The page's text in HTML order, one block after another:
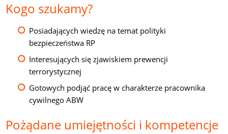
Kogo szukamy?
Posiadających wiedzę na temat polityki
bezpieczeństwa RP
Interesujących się zjawiskiem prewencji
terrorystycznej
Gotowych podjąć pracę w charakterze pracownika
cywilnego ABW
Pożądane umiejętności i kompetencje